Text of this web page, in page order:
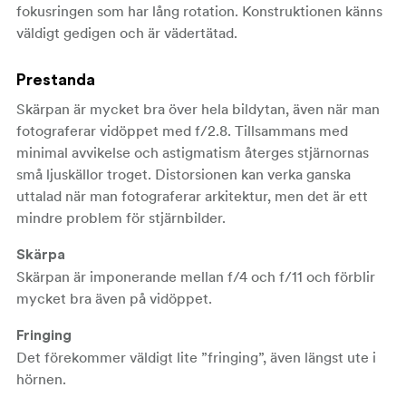
fokusringen som har lång rotation. Konstruktionen känns
väldigt gedigen och är vädertätad.
Prestanda
Skärpan är mycket bra över hela bildytan, även när man
fotograferar vidöppet med f/2.8. Tillsammans med
minimal avvikelse och astigmatism återges stjärnornas
små ljuskällor troget. Distorsionen kan verka ganska
uttalad när man fotograferar arkitektur, men det är ett
mindre problem för stjärnbilder.
Skärpa
Skärpan är imponerande mellan f/4 och f/11 och förblir
mycket bra även på vidöppet.
Fringing
Det förekommer väldigt lite ”fringing”, även längst ute i
hörnen.